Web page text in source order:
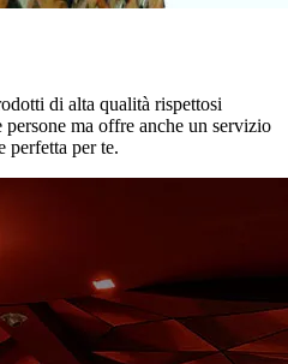
di alta qualità rispettosi
ma offre anche un servizio
perfetta per te.